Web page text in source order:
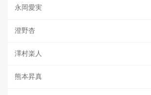
永岡愛実
澄野杏
澤村楽人
熊本昇真